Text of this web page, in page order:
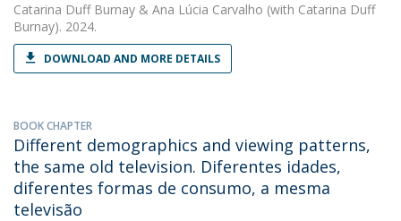
Catarina Duff Burnay & Ana Lúcia Carvalho (with Catarina Duff
Burnay). 2024.
DOWNLOAD AND MORE DETAILS
BOOK CHAPTER
Different demographics and viewing patterns,
the same old television. Diferentes idades,
diferentes formas de consumo, a mesma
televisão